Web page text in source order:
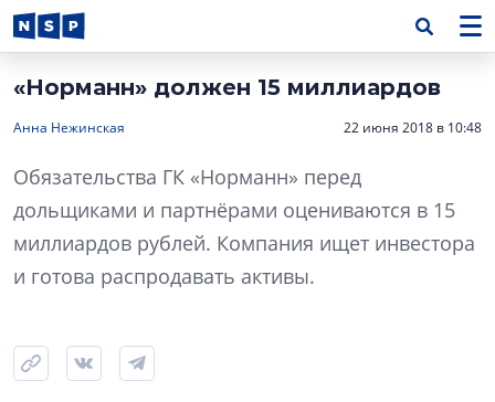
«Норманн» должен 15 миллиардов
Анна Нежинская 22 июня 2018 в 10:48
Обязательства ГК «Норманн» перед
дольщиками и партнёрами оцениваются в 15
миллиардов рублей. Компания ищет инвестора
и готова распродавать активы.